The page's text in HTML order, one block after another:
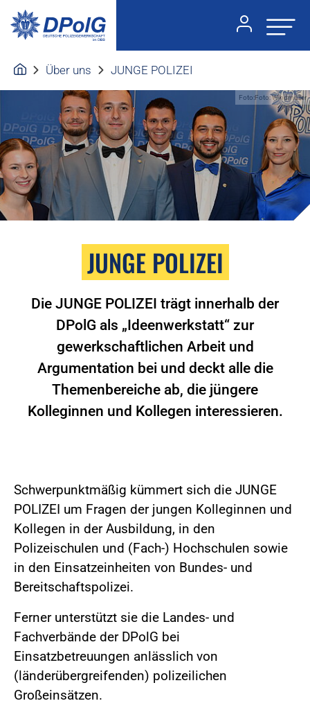
Über uns JUNGE POLIZEI
Foto:Foto: Windmüller
JUNGE POLIZEI
Die JUNGE POLIZEI trägt innerhalb der
DPolG als „Ideenwerkstatt“ zur
gewerkschaftlichen Arbeit und
Argumentation bei und deckt alle die
Themenbereiche ab, die jüngere
Kolleginnen und Kollegen interessieren.
Schwerpunktmäßig kümmert sich die JUNGE
POLIZEI um Fragen der jungen Kolleginnen und
Kollegen in der Ausbildung, in den
Polizeischulen und (Fach-) Hochschulen sowie
in den Einsatzeinheiten von Bundes- und
Bereitschaftspolizei.
Ferner unterstützt sie die Landes- und
Fachverbände der DPolG bei
Einsatzbetreuungen anlässlich von
(länderübergreifenden) polizeilichen
Großeinsätzen.